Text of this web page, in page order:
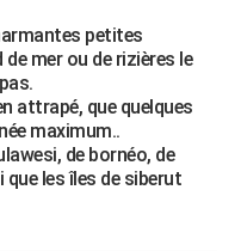
petites
mer ou de rizières le
attrapé, que quelques
maximum..
de bornéo, de
les îles de siberut